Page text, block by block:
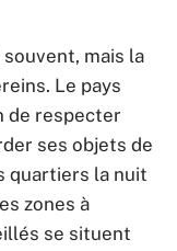
mais la
Le pays
de respecter
ses objets de
quartiers la nuit
zones à
se situent